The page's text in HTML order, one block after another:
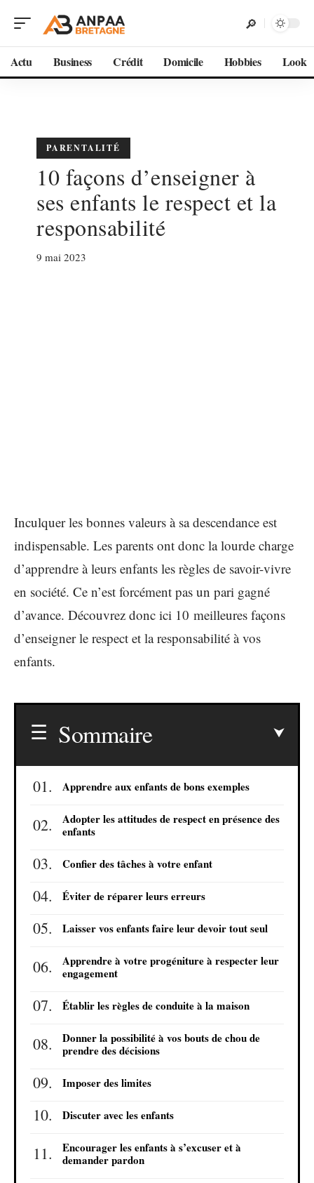
Actu Business Crédit Domicile Hobbies Look
PARENTALITÉ
10 façons d’enseigner à
ses enfants le respect et la
responsabilité
9 mai 2023
Inculquer les bonnes valeurs à sa descendance est
indispensable. Les parents ont donc la lourde charge
d’apprendre à leurs enfants les règles de savoir-vivre
en société. Ce n’est forcément pas un pari gagné
d’avance. Découvrez donc ici 10 meilleures façons
d’enseigner le respect et la responsabilité à vos
enfants.
Sommaire
Apprendre aux enfants de bons exemples
Adopter les attitudes de respect en présence des
enfants
Confier des tâches à votre enfant
Éviter de réparer leurs erreurs
Laisser vos enfants faire leur devoir tout seul
Apprendre à votre progéniture à respecter leur
engagement
Établir les règles de conduite à la maison
Donner la possibilité à vos bouts de chou de
prendre des décisions
Imposer des limites
Discuter avec les enfants
Encourager les enfants à s’excuser et à
demander pardon